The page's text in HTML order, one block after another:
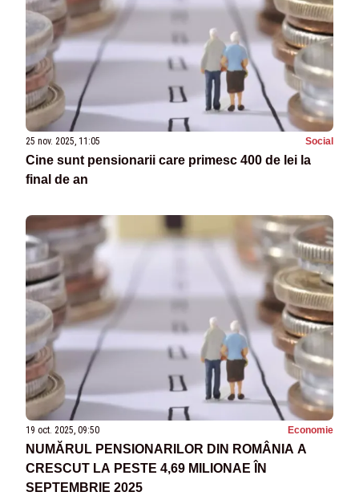
25 nov. 2025, 11:05 Social
Cine sunt pensionarii care primesc 400 de lei la
final de an
19 oct. 2025, 09:50 Economie
NUMĂRUL PENSIONARILOR DIN ROMÂNIA A
CRESCUT LA PESTE 4,69 MILIONAE ÎN
SEPTEMBRIE 2025